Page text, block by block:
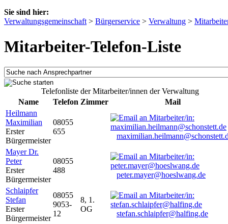
Sie sind hier:
Verwaltungsgemeinschaft > Bürgerservice > Verwaltung >
Mitarbeiter-Telefon-Liste
Telefonliste der Mitarbeiter/innen der Verwaltung
Name
Telefon Zimmer
Mail
Heilmann
Maximilian
Erster
Bürgermeister
08055
655
Mayer Dr.
Peter
Erster
Bürgermeister
08055
488
peter.mayer@hoeslwang.de
Schlaipfer
Stefan
Erster
Bürgermeister
08055
9053-
12
8, 1.
OG
stefan.schlaipfer@halfing.de